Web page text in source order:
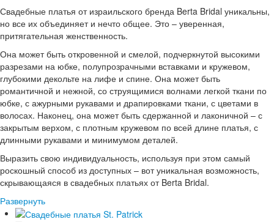
Свадебные платья от израильского бренда Berta Bridal уникальны,
но все их объединяет и нечто общее. Это – уверенная,
притягательная женственность.
Она может быть откровенной и смелой, подчеркнутой высокими
разрезами на юбке, полупрозрачными вставками и кружевом,
глубокими декольте на лифе и спине. Она может быть
романтичной и нежной, со струящимися волнами легкой ткани по
юбке, с ажурными рукавами и драпировками ткани, с цветами в
волосах. Наконец, она может быть сдержанной и лаконичной – с
закрытым верхом, с плотным кружевом по всей длине платья, с
длинными рукавами и минимумом деталей.
Выразить свою индивидуальность, используя при этом самый
роскошный способ из доступных – вот уникальная возможность,
скрывающаяся в свадебных платьях от Berta Bridal.
Развернуть